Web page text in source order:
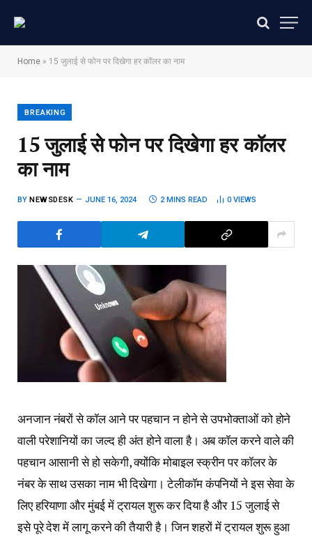
Home » 15 जुलाई से फोन पर दिखेगा हर कॉलर का नाम
BREAKING
15 जुलाई से फोन पर दिखेगा हर कॉलर
का नाम
BY NEWSDESK JUNE 16, 2024 2 MINS READ 0VIEWS
अनजान नंबरों से कॉल आने पर पहचान न होने से उपभोक्ताओं को होने
वाली परेशानियों का जल्द ही अंत होने वाला है। अब कॉल करने वाले की
पहचान आसानी से हो सकेगी, क्योंकि मोबाइल स्क्रीन पर कॉलर के
नंबर के साथ उसका नाम भी दिखेगा। टेलीकॉम कंपनियों ने इस सेवा के
लिए हरियाणा और मुंबई में ट्रायल शुरू कर दिया है और 15 जुलाई से
इसे पूरे देश में लागू करने की तैयारी है। जिन शहरों में ट्रायल शुरू हुआ